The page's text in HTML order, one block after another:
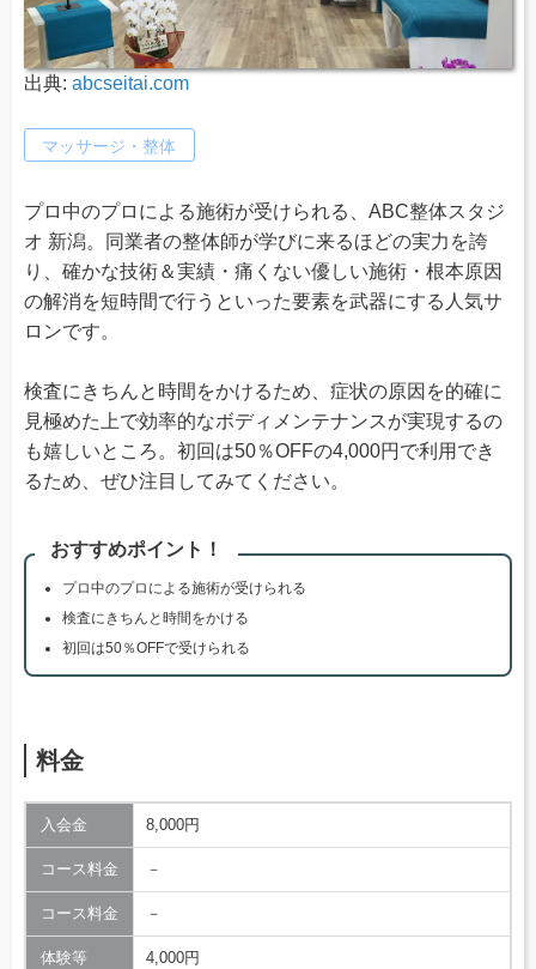
出典: abcseitai.com
マッサージ・整体
プロ中のプロによる施術が受けられる、ABC整体スタジ
オ 新潟。同業者の整体師が学びに来るほどの実力を誇
り、確かな技術＆実績・痛くない優しい施術・根本原因
の解消を短時間で行うといった要素を武器にする人気サ
ロンです。
検査にきちんと時間をかけるため、症状の原因を的確に
見極めた上で効率的なボディメンテナンスが実現するの
も嬉しいところ。初回は50％OFFの4,000円で利用でき
るため、ぜひ注目してみてください。
おすすめポイント！
プロ中のプロによる施術が受けられる
検査にきちんと時間をかける
初回は50％OFFで受けられる
料金
入会金 8,000円
コース料金 －
コース料金 －
体験等 4,000円